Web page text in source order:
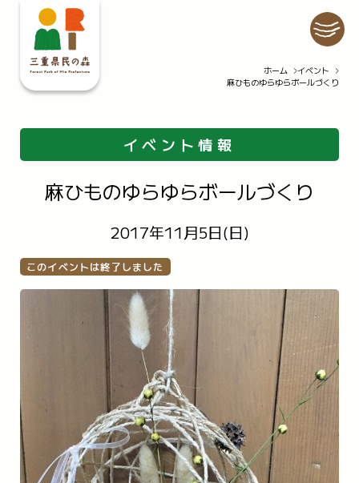
公園での過ごし方
園内マップ
お知らせ
アクセス
お問い合わせ
プライバシーポリシー
情報公開要領
スタッフ・インターンの募集
TEL 059-394-2350
FAX 059-394-2440
メールで問い合わせる
ホーム
イベント
麻ひものゆらゆらボールづくり
イベント情報
麻ひものゆらゆらボールづくり
2017年11月5日(日)
このイベントは終了しました